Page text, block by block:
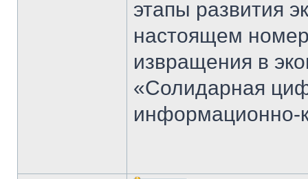
этапы развития
настоящем
извращения в
«Солидарная
информационно-